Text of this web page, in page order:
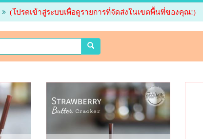
รจัดส่ง Delivery
(โปรดเข้าสู่ระบบเพื่อดูรายการที่จัดส่งในเขตพื้นที่ของคุณ!)